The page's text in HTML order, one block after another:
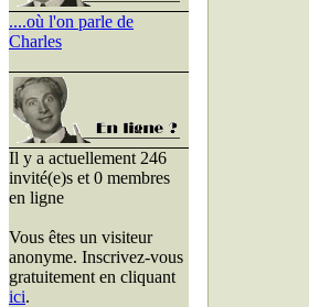
....où l'on parle de
Charles
Il y a actuellement 246
invité(e)s et 0 membres
en ligne
Vous êtes un visiteur
anonyme. Inscrivez-vous
gratuitement en cliquant
ici.